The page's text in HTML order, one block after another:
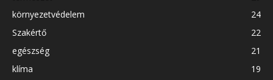
környezetvédelem
24
Szakértő
22
egészség
21
klíma
19